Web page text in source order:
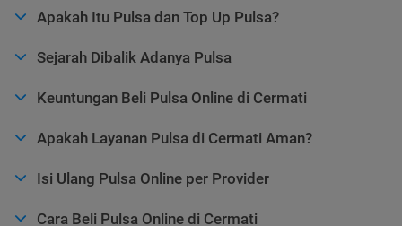
Apakah Itu Pulsa dan Top Up Pulsa?
Sejarah Dibalik Adanya Pulsa
Keuntungan Beli Pulsa Online di Cermati
Apakah Layanan Pulsa di Cermati Aman?
Isi Ulang Pulsa Online per Provider
Cara Beli Pulsa Online di Cermati